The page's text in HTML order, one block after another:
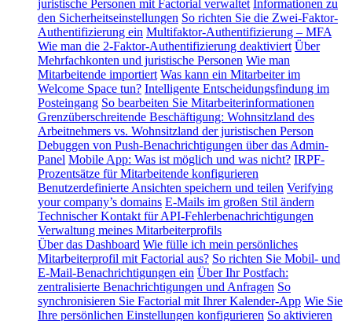
juristische Personen mit Factorial verwaltet Informationen zu
den Sicherheitseinstellungen So richten Sie die Zwei-Faktor-
Authentifizierung ein Multifaktor-Authentifizierung – MFA
Wie man die 2-Faktor-Authentifizierung deaktiviert Über
Mehrfachkonten und juristische Personen Wie man
Mitarbeitende importiert Was kann ein Mitarbeiter im
Welcome Space tun? Intelligente Entscheidungsfindung im
Posteingang So bearbeiten Sie Mitarbeiterinformationen
Grenzüberschreitende Beschäftigung: Wohnsitzland des
Arbeitnehmers vs. Wohnsitzland der juristischen Person
Debuggen von Push-Benachrichtigungen über das Admin-
Panel Mobile App: Was ist möglich und was nicht? IRPF-
Prozentsätze für Mitarbeitende konfigurieren
Benutzerdefinierte Ansichten speichern und teilen Verifying
your company’s domains E-Mails im großen Stil ändern
Technischer Kontakt für API-Fehlerbenachrichtigungen
Verwaltung meines Mitarbeiterprofils
Über das Dashboard Wie fülle ich mein persönliches
Mitarbeiterprofil mit Factorial aus? So richten Sie Mobil- und
E-Mail-Benachrichtigungen ein Über Ihr Postfach:
zentralisierte Benachrichtigungen und Anfragen So
synchronisieren Sie Factorial mit Ihrer Kalender-App Wie Sie
Ihre persönlichen Einstellungen konfigurieren So aktivieren